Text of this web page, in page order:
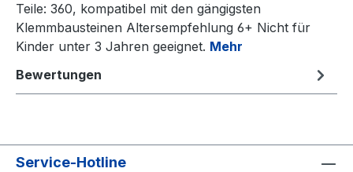
Teile: 360, kompatibel mit den gängigsten
Klemmbausteinen Altersempfehlung 6+ Nicht für
Kinder unter 3 Jahren geeignet. Mehr
Bewertungen
Service-Hotline